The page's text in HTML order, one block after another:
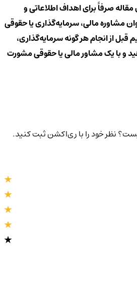
صرفاً برای اهداف اطلاعاتی و
مشاوره مالی، سرمایه‌گذاری یا حقوقی
از انجام هر گونه سرمایه‌گذاری،
و با یک مشاور مالی یا حقوقی مشورت
نظر خود را با ری‌اکشن ثبت کنید.